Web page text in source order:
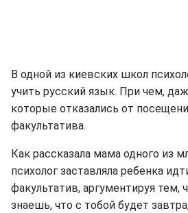
В одной из киевских школ
учить русский язык. При чем,
которые отказались от
факультатива.
Как рассказала мама одного из
психолог заставляла ребенка
факультатив, аргументируя тем,
знаешь, что с тобой будет